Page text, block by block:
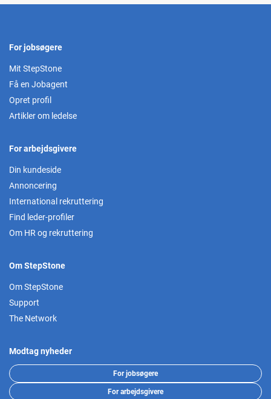
For jobsøgere
Mit StepStone
Få en Jobagent
Opret profil
Artikler om ledelse
For arbejdsgivere
Din kundeside
Annoncering
International rekruttering
Find leder-profiler
Om HR og rekruttering
Om StepStone
Om StepStone
Support
The Network
Modtag nyheder
For jobsøgere
For arbejdsgivere